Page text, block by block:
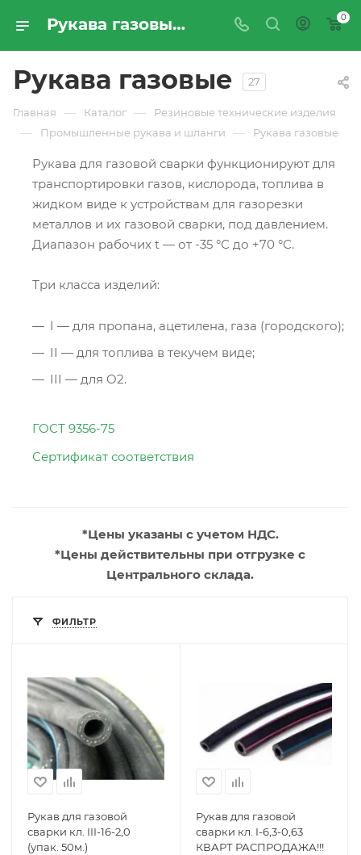
Рукава газовые - купить по цене производителя с доставкой по России | Промресурссервис 0
Рукава газовые 27
Главная — Каталог — Резиновые технические изделия
— Промышленные рукава и шланги — Рукава газовые
Рукава для газовой сварки функционируют для
транспортировки газов, кислорода, топлива в
жидком виде к устройствам для газорезки
металлов и их газовой сварки, под давлением.
Диапазон рабочих t — от -35 °С до +70 °С.
Три класса изделий:
I — для пропана, ацетилена, газа (городского);
II — для топлива в текучем виде;
III — для O2.
ГОСТ 9356-75
Сертификат соответствия
*Цены указаны с учетом НДС.
*Цены действительны при отгрузке с
Центрального склада.
ФИЛЬТР
Рукав для газовой
сварки кл. III-16-2,0
(упак. 50м.)
Рукав для газовой
сварки кл. I-6,3-0,63
КВАРТ РАСПРОДАЖА!!!